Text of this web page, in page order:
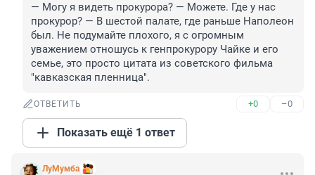
— Могу я видеть прокурора? — Можете. Где у нас
прокурор? — В шестой палате, где раньше Наполеон
был. Не подумайте плохого, я с огромным
уважением отношусь к генпрокурору Чайке и его
семье, это просто цитата из советского фильма
"кавказская пленница".
ОТВЕТИТЬ +0 –0
Показать ещё 1 ответ
ЛуМумба